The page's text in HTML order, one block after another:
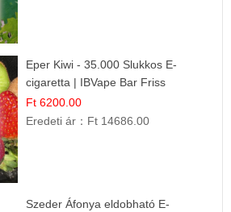
Eper Kiwi - 35.000 Slukkos E-
cigaretta | IBVape Bar Friss
Gyümölcs Ízek
Ft 6200.00
Eredeti ár： Ft 14686.00
Szeder Áfonya eldobható E-